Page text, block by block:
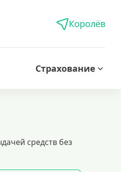
Королёв
Страхование
средств без